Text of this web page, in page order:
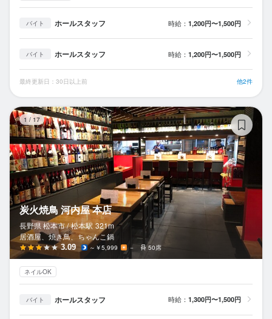
バイト ホールスタッフ 時給： 1,200円〜1,500円
バイト ホールスタッフ 時給： 1,200円〜1,500円
最終更新日：30日以上前 他2件
1 / 17
炭火焼鳥 河内屋 本店
長野県 松本市 / 松本駅 321m
居酒屋、焼き鳥、ちゃんこ鍋
3.09 ～￥5,999 － 50席
ネイルOK
バイト ホールスタッフ 時給： 1,300円〜1,500円